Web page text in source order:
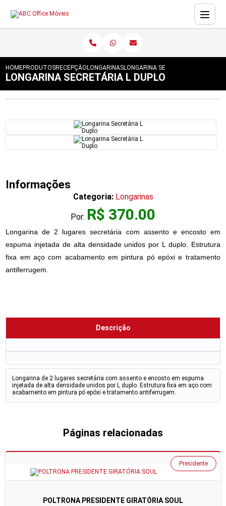
HOMEPRODUTOSRECEPÇÃO LONGARINASLONGARINA SECRETÁRIA L DUPLO
LONGARINA SECRETÁRIA L DUPLO
Informações
Categoria: Longarinas
Por: R$ 370.00
Longarina de 2 lugares secretária com assento e encosto em
espuma injetada de alta densidade unidos por L duplo. Estrutura
fixa em aço com acabamento em pintura pó epóxi e tratamento
antiferrugem.
Descrição
Longarina de 2 lugares secretária com assento e encosto em espuma
injetada de alta densidade unidos por L duplo. Estrutura fixa em aço com
acabamento em pintura pó epóxi e tratamento antiferrugem.
Páginas relacionadas
POLTRONA PRESIDENTE GIRATÓRIA SOUL
Presidente